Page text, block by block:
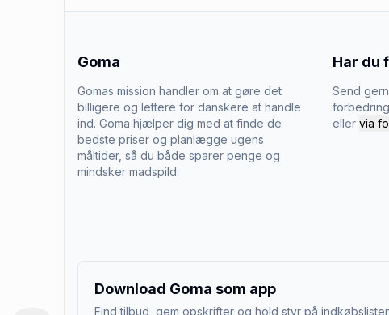
Goma
Gomas mission handler om at gøre det
billigere og lettere for danskere at handle
ind. Goma hjælper dig med at finde de
bedste priser og planlægge ugens
måltider, så du både sparer penge og
mindsker madspild.
Har du
Send
eller via
Download Goma som app
Find tilbud, gem opskrifter og hold styr på